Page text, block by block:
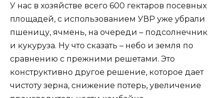
У нас в хозяйстве всего 600 гектаров посевных
площадей, с использованием УВР уже убрали
пшеницу, ячмень, на очереди – подсолнечник
и кукуруза. Ну что сказать – небо и земля по
сравнению с прежними решетами. Это
конструктивно другое решение, которое дает
чистоту зерна, снижение потерь, увеличение